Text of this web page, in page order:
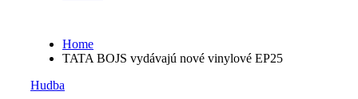
Home
TATA BOJS vydávajú nové vinylové EP25
Hudba